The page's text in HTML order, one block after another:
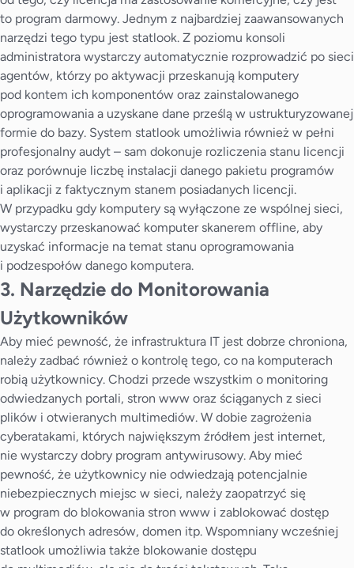
to program darmowy. Jednym z najbardziej zaawansowanych
narzędzi tego typu jest statlook. Z poziomu konsoli
administratora wystarczy automatycznie rozprowadzić po sieci
agentów, którzy po aktywacji przeskanują komputery
pod kontem ich komponentów oraz zainstalowanego
oprogramowania a uzyskane dane prześlą w ustrukturyzowanej
formie do bazy. System statlook umożliwia również w pełni
profesjonalny audyt – sam dokonuje rozliczenia stanu licencji
oraz porównuje liczbę instalacji danego pakietu programów
i aplikacji z faktycznym stanem posiadanych licencji.
W przypadku gdy komputery są wyłączone ze wspólnej sieci,
wystarczy przeskanować komputer skanerem offline, aby
uzyskać informacje na temat stanu oprogramowania
i podzespołów danego komputera.
3. Narzędzie do Monitorowania
Użytkowników
Aby mieć pewność, że infrastruktura IT jest dobrze chroniona,
należy zadbać również o kontrolę tego, co na komputerach
robią użytkownicy. Chodzi przede wszystkim o monitoring
odwiedzanych portali, stron www oraz ściąganych z sieci
plików i otwieranych multimediów. W dobie zagrożenia
cyberatakami, których największym źródłem jest internet,
nie wystarczy dobry program antywirusowy. Aby mieć
pewność, że użytkownicy nie odwiedzają potencjalnie
niebezpiecznych miejsc w sieci, należy zaopatrzyć się
w program do blokowania stron www i zablokować dostęp
do określonych adresów, domen itp. Wspomniany wcześniej
statlook umożliwia także blokowanie dostępu